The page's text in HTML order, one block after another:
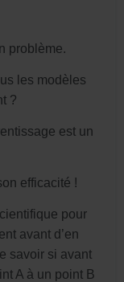
problème.
les modèles
?
est un
efficacité !
pour
avant d’en
savoir si avant
A à un point B